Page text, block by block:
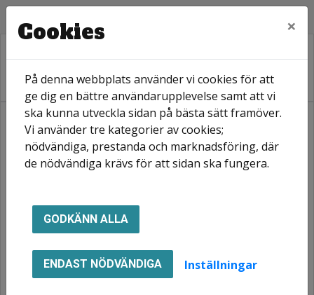
Hem Ledigt just nu
Våra områden
Hagabo
I Hagabo har vi fyra stycken hus i fyra våningar
som producerades och var nyckelklara år 2017.
Moderna hus med tillgänglighet och
bekvämligheter så som tvättmaskin, torktumlare
Cookies ×
På denna webbplats använder vi cookies för att
ge dig en bättre användarupplevelse samt att vi
ska kunna utveckla sidan på bästa sätt framöver.
Vi använder tre kategorier av cookies;
nödvändiga, prestanda och marknadsföring, där
de nödvändiga krävs för att sidan ska fungera.
GODKÄNN ALLA
ENDAST NÖDVÄNDIGA Inställningar